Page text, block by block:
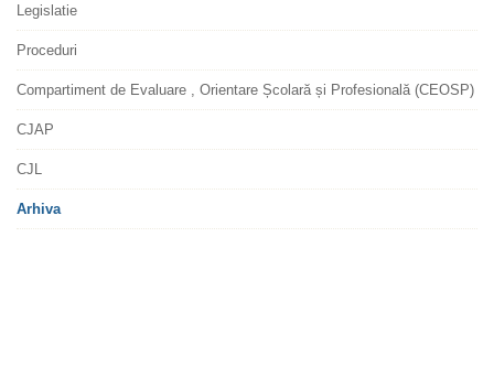
Legislatie
Proceduri
Compartiment de Evaluare , Orientare Școlară și Profesională (CEOSP)
CJAP
CJL
Arhiva